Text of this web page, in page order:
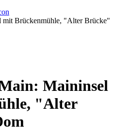
Maininsel
"Alter